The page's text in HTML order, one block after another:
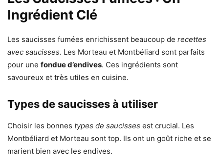
Ingrédient Clé
Les saucisses fumées enrichissent beaucoup de recettes
avec saucisses. Les Morteau et Montbéliard sont parfaits
pour une fondue d’endives. Ces ingrédients sont
savoureux et très utiles en cuisine.
Types de saucisses à utiliser
Choisir les bonnes types de saucisses est crucial. Les
Montbéliard et Morteau sont top. Ils ont un goût riche et se
marient bien avec les endives.